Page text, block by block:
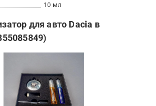
10 мл
для авто Dacia в